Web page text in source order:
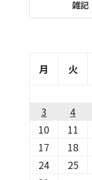
雑記
月
火
3
4
10
11
17
18
24
25